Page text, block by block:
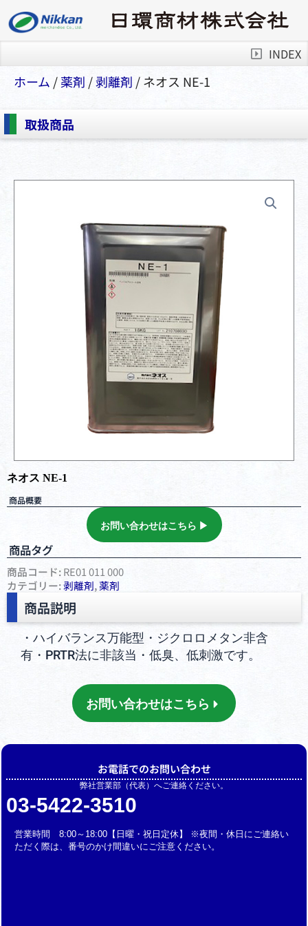
INDEX
ホーム /薬剤 /剥離剤 / ネオス NE-1
取扱商品
ネオス NE-1
商品概要
お問い合わせはこちら ▶︎
商品タグ
商品コード:RE01 011 000
カテゴリー:剥離剤,薬剤
商品説明
・ハイバランス万能型・ジクロロメタン非含
有・PRTR法に非該当・低臭、低刺激です。
お問い合わせはこちら
お電話でのお問い合わせ
弊社営業部（代表）へご連絡ください。
03-5422-3510
営業時間 8:00～18:00【日曜・祝日定休】 ※夜間・休日にご連絡い
ただく際は、番号のかけ間違いにご注意ください。